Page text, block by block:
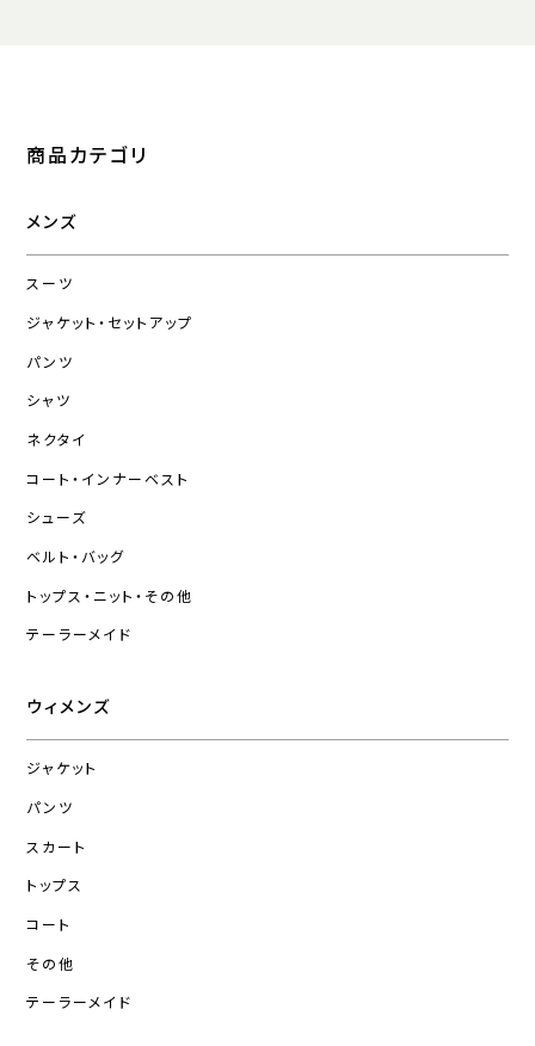
商品カテゴリ
メンズ
スーツ
ジャケット・セットアップ
パンツ
シャツ
ネクタイ
コート・インナーベスト
シューズ
ベルト・バッグ
トップス・ニット・その他
テーラーメイド
ウィメンズ
ジャケット
パンツ
スカート
トップス
コート
その他
テーラーメイド